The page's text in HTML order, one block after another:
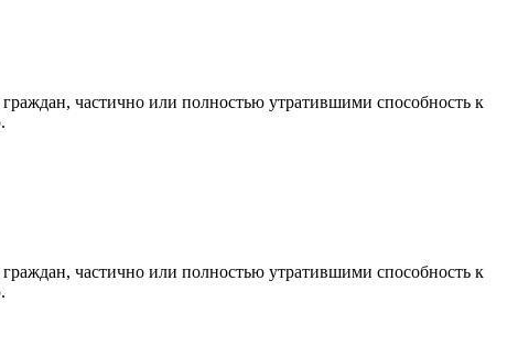
граждан, частично или полностью утратившими способность к
граждан, частично или полностью утратившими способность к